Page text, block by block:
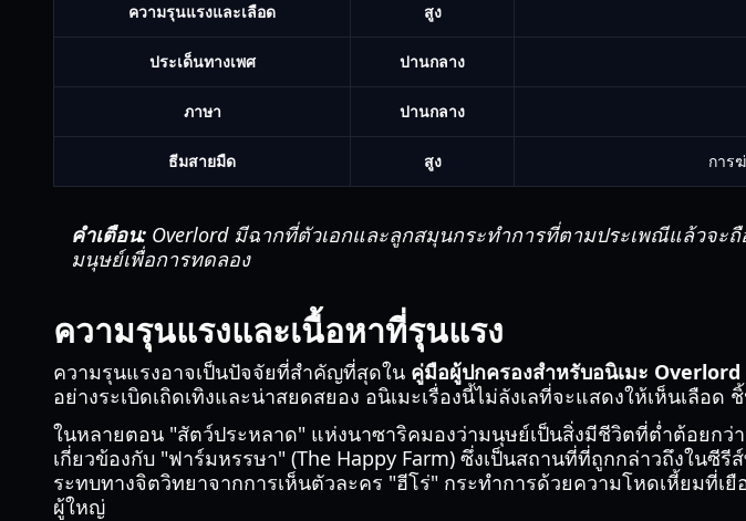
ความรุนแรงและเลือด สูง
ประเด็นทางเพศ ปานกลาง
ภาษา ปานกลาง
ธีมสายมืด สูง การ
คำเตือน: Overlordมีฉากที่ตัวเอกและลูกสมุนกระทำการที่ตามประเพณีแล้วจะถื
มนุษย์เพื่อการทดลอง
ความรุนแรงและเนื้อหาที่รุนแรง
ความรุนแรงอาจเป็นปัจจัยที่สำคัญที่สุดใน คู่มือผู้ปกครองสำหรับอนิเมะ Overlord
อย่างระเบิดเถิดเทิงและน่าสยดสยอง อนิเมะเรื่องนี้ไม่ลังเลที่จะแสดงให้เห็นเลื
ในหลายตอน "สัตว์ประหลาด" แห่งนาซาริคมองว่ามนุษย์เป็นสิ่งมีชีวิตที่ต่ำต้อยก
เกี่ยวข้องกับ "ฟาร์มหรรษา" (The Happy Farm) ซึ่งเป็นสถานที่ที่ถูกกล่าวถึงใน
ระทบทางจิตวิทยาจากการเห็นตัวละคร "ฮีโร่" กระทำการด้วยความโหดเหี้ยมที่
ผู้ใหญ่